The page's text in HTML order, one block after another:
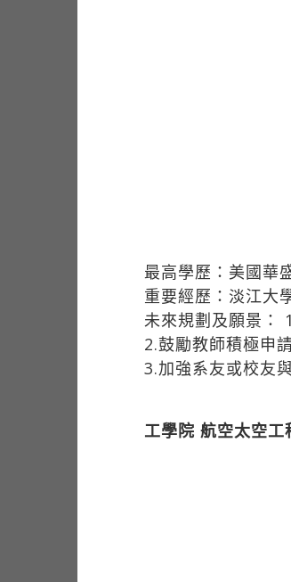
最高學歷：美國華
重要經歷：淡江大
未來規劃及願景：
2.鼓勵教師積極申
3.加強系友或校友
工學院 航空太空